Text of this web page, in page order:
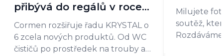
přibývá do regálů v roce
2026?
Cormen rozšiřuje řadu KRYSTAL o
6 zcela nových produktů. Od WC
čističů po prostředek na trouby a
Milujete
soutěž,